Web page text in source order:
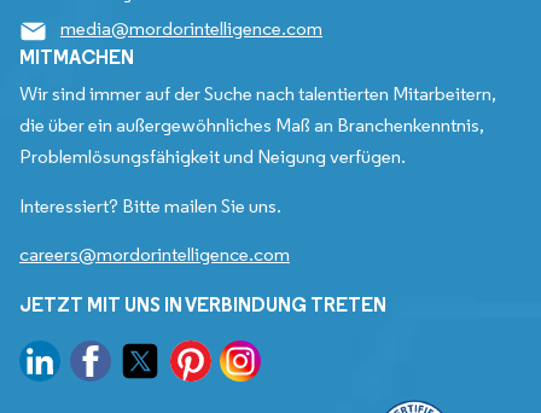
media@mordorintelligence.com
MITMACHEN
Wir sind immer auf der Suche nach talentierten Mitarbeitern,
die über ein außergewöhnliches Maß an Branchenkenntnis,
Problemlösungsfähigkeit und Neigung verfügen.
Interessiert? Bitte mailen Sie uns.
careers@mordorintelligence.com
JETZT MIT UNS IN VERBINDUNG TRETEN